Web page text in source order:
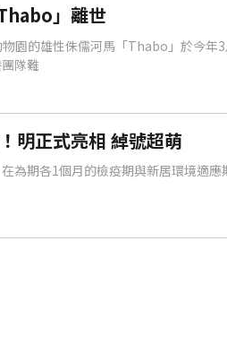
」離世
園的雄性侏儒河馬「Thabo」於今年
隊難
明正式亮相 綽號超萌
為期各1個月的檢疫期與新居環境適應